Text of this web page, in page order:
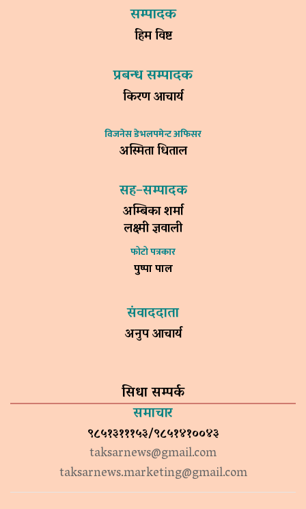
सम्पादक
हिम विष्ट
प्रबन्ध सम्पादक
किरण आचार्य
विजनेस डेभलपमेन्ट अफिसर
अस्मिता धिताल
सह–सम्पादक
अम्बिका शर्मा
लक्ष्मी ज्ञवाली
फोटो पत्रकार
पुष्पा पाल
संवाददाता
अनुप आचार्य
सिधा सम्पर्क
समाचार
९८५१३१११५३/९८५१४१००४३
taksarnews@gmail.com
taksarnews.marketing@gmail.com